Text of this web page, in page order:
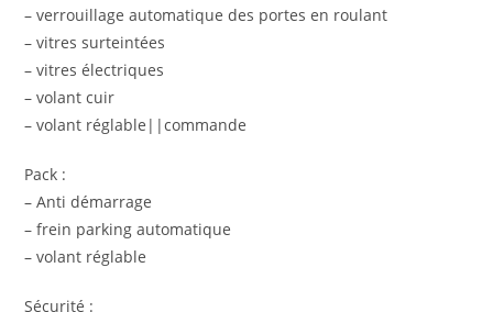
– verrouillage automatique des portes en roulant
– vitres surteintées
– vitres électriques
– volant cuir
– volant réglable||commande
Pack :
– Anti démarrage
– frein parking automatique
– volant réglable
Sécurité :